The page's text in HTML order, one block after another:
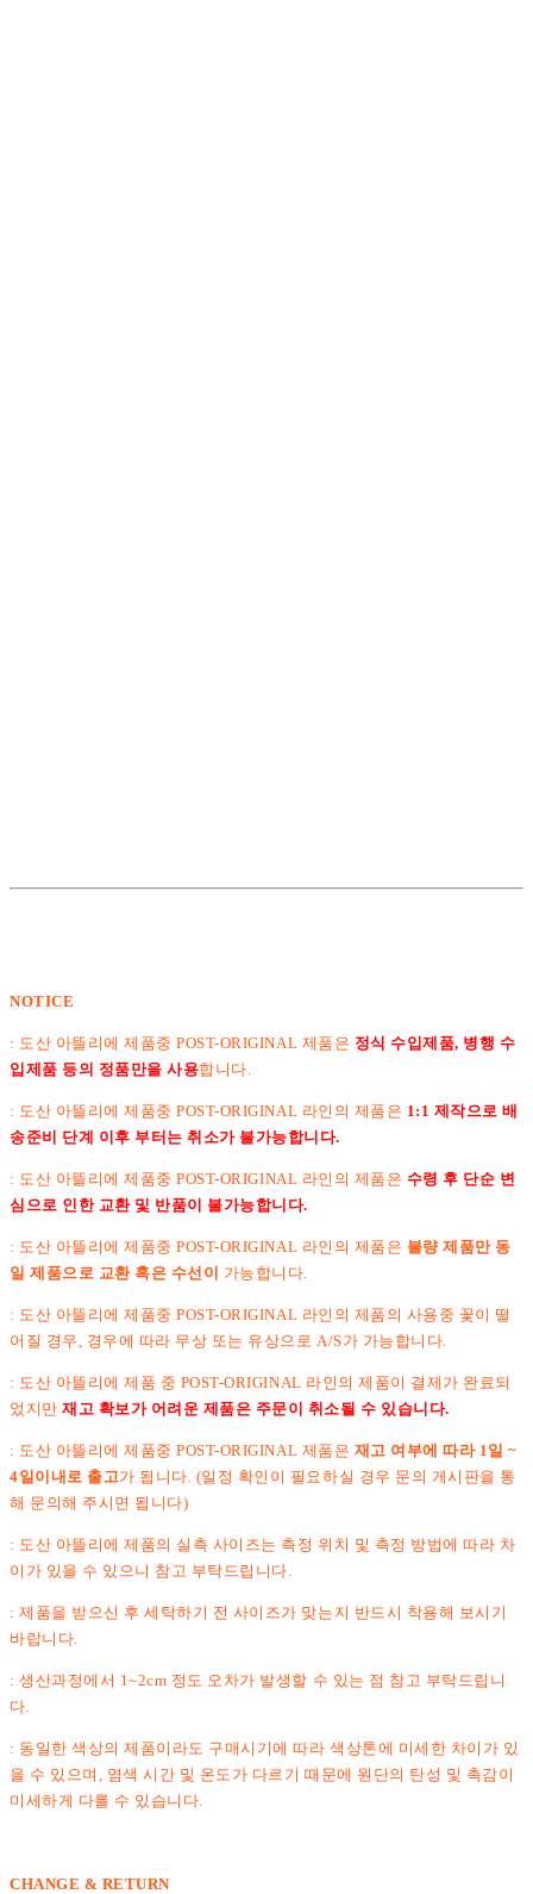
NOTICE
: 도산 아뜰리에 제품중 POST-ORIGINAL 제품은 정식 수입제품, 병행 수
입제품 등의 정품만을 사용합니다.
: 도산 아뜰리에 제품중 POST-ORIGINAL 라인의 제품은 1:1 제작으로 배
송준비 단계 이후 부터는 취소가 불가능합니다.
: 도산 아뜰리에 제품중 POST-ORIGINAL 라인의 제품은 수령 후 단순 변
심으로 인한 교환 및 반품이 불가능합니다.
: 도산 아뜰리에 제품중 POST-ORIGINAL 라인의 제품은 불량 제품만 동
일 제품으로 교환 혹은 수선이
가능합니다.
: 도산 아뜰리에 제품중 POST-ORIGINAL 라인의 제품의 사용중 꽃이 떨
어질 경우, 경우에 따라 무상 또는 유상으로 A/S가 가능합니다.
: 도산 아뜰리에 제품 중 POST-ORIGINAL 라인의 제품이 결제가 완료되
었지만재고 확보가 어려운 제품은 주문이 취소될 수 있습니다.
: 도산 아뜰리에 제품중 POST-ORIGINAL 제품은 재고 여부에 따라 1일 ~
4일이내로 출고가 됩니다. (일정 확인이 필요하실 경우 문의 게시판을 통
해 문의해 주시면 됩니다)
: 도산 아뜰리에 제품의 실측 사이즈는 측정 위치 및 측정 방법에 따라 차
이가 있을 수 있으니 참고 부탁드립니다.
: 제품을 받으신 후 세탁하기 전 사이즈가 맞는지 반드시 착용해 보시기
바랍니다.
: 생산과정에서 1~2cm 정도 오차가 발생할 수 있는 점 참고 부탁드립니
다.
: 동일한 색상의 제품이라도 구매시기에 따라 색상톤에 미세한 차이가 있
을 수 있으며, 염색 시간 및 온도가 다르기 때문에 원단의 탄성 및 촉감이
미세하게 다를 수 있습니다.
CHANGE & RETURN